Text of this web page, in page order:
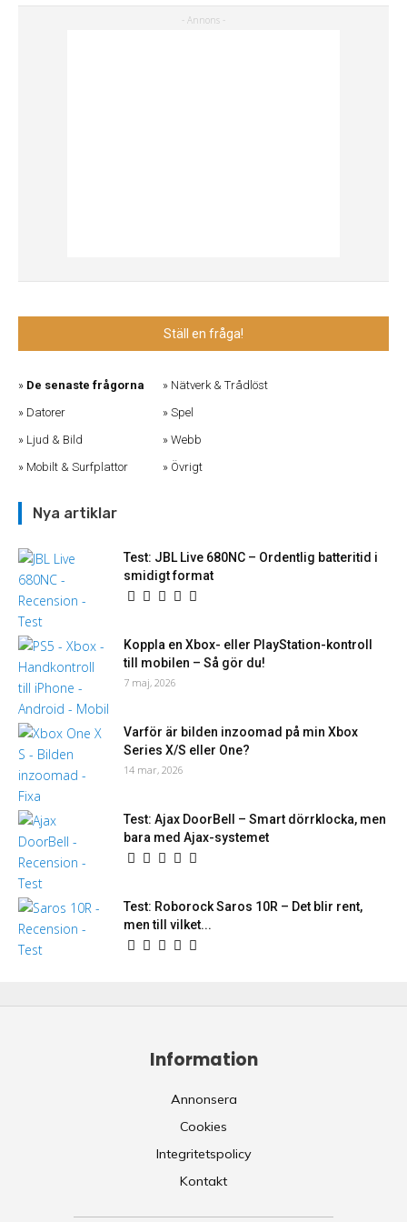
Ställ en fråga!
De senaste frågorna
Datorer
Ljud & Bild
Mobilt & Surfplattor
Nätverk & Trådlöst
Spel
Webb
Övrigt
Nya artiklar
Test: JBL Live 680NC – Ordentlig batteritid i
smidigt format
Koppla en Xbox- eller PlayStation-kontroll
till mobilen – Så gör du!
7 maj, 2026
Varför är bilden inzoomad på min Xbox
Series X/S eller One?
14 mar, 2026
Test: Ajax DoorBell – Smart dörrklocka, men
bara med Ajax-systemet
Test: Roborock Saros 10R – Det blir rent,
men till vilket...
Information
Annonsera
Cookies
Integritetspolicy
Kontakt